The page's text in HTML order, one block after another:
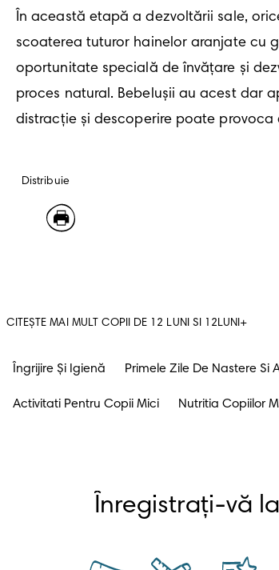
În această etapă a dezvoltării sale,
scoaterea tuturor hainelor aranjate cu
oportunitate specială de învățare și
proces natural. Bebelușii au acest dar
distracție și descoperire poate provoca
Distribuie
CITEȘTE MAI MULT COPII DE 12 LUNI SI 12LUNI+
Îngrijire Și Igienă Primele Zile De Nastere Si
Activitati Pentru Copii Mici Nutritia Copiilor